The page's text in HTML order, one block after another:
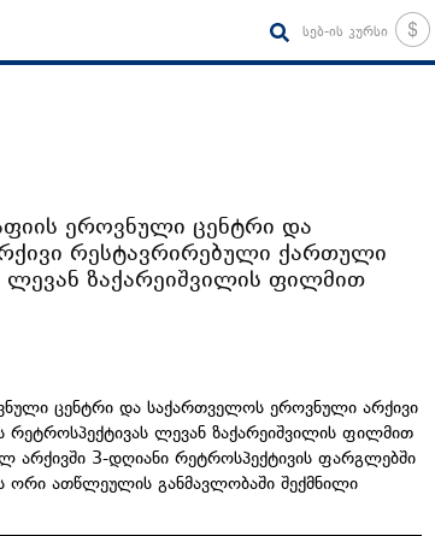
სებ-ის კურსი
ეროვნული ცენტრი და
რესტავრირებული ქართული
ზაქარეიშვილის ფილმით
ცენტრი და საქართველოს ეროვნული არქივი
ლევან ზაქარეიშვილის ფილმით
არქივში 3-დღიანი რეტროსპექტივის ფარგლებში
ორი ათწლეულის განმავლობაში შექმნილი